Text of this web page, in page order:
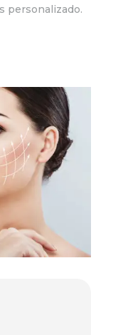
personalizado.